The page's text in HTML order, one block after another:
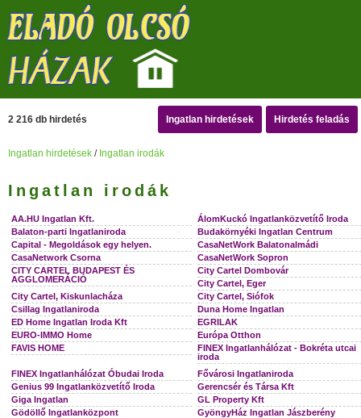
2 216 db hirdetés Ingatlan hirdetések Hirdetés feladás
Ingatlan hirdetések / Ingatlan irodák
Ingatlan irodák
AA.HU Ingatlan Kft.
ÁlomKuckó Ingatlanközvetítő Iroda
Balaton-parti Ingatlaniroda
Budakörnyéki Ingatlan Centrum
Capital - Megoldások egy helyen.
CasaNetWork Balatonalmádi
CasaNetwork Csorna
CasaNetWork Sopron
CITY CARTEL BUDAPEST ÉS
AGGLOMERÁCIÓ
City Cartel Dombovár
City Cartel, Eger
City Cartel, Kiskunlacháza
City Cartel, Siófok
Csillag Ingatlaniroda
Duna Home Ingatlan
ED Home Ingatlan Iroda Kft
EGRILAK
EURO-IMMO Home
Európa Otthon
FAVIS HOME
FINEX Ingatlanhálózat - Bokréta utcai
iroda
FINEX Ingatlanhálózat Óbudai Iroda
Fővárosi Ingatlaniroda
Genius 99 Ingatlanközvetítő Iroda
Gerencsér és Társa Kft
Giga Ingatlan
GL Property Kft
Gödöllő Ingatlanközpont
GyöngyHáz Ingatlan Jászberény